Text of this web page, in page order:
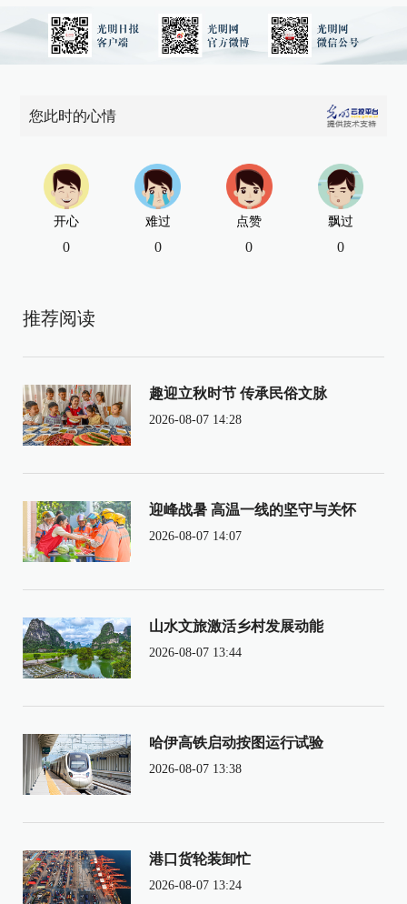
您此时的心情
开心
0
难过
0
点赞
0
飘过
0
推荐阅读
趣迎立秋时节 传承民俗文脉
2026-08-07 14:28
迎峰战暑 高温一线的坚守与关怀
2026-08-07 14:07
山水文旅激活乡村发展动能
2026-08-07 13:44
哈伊高铁启动按图运行试验
2026-08-07 13:38
港口货轮装卸忙
2026-08-07 13:24